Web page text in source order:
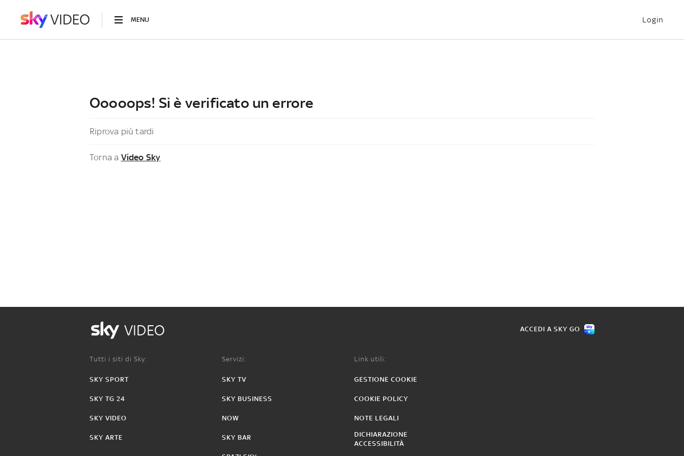
MENU Login
Ooooops! Si è verificato un errore
Riprova più tardi
Torna a Video Sky
VIDEO ACCEDI A SKY GO
Tutti i siti di Sky:
SKY SPORT
SKY TG 24
SKY VIDEO
SKY ARTE
Servizi:
SKY TV
SKY BUSINESS
NOW
SKY BAR
Link utili:
GESTIONE COOKIE
COOKIE POLICY
NOTE LEGALI
DICHIARAZIONE
ACCESSIBILITÀ